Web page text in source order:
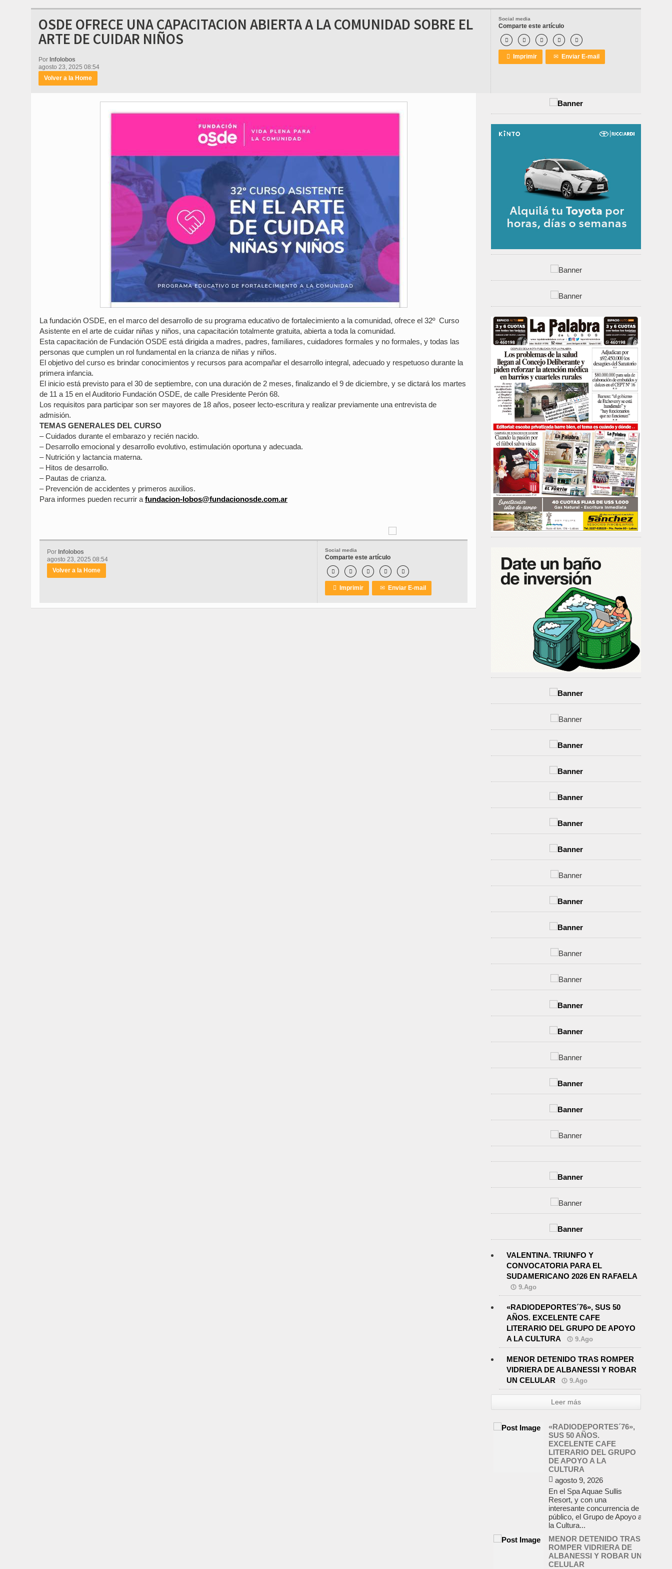
Social media
Comparte este artículo
    
 Imprimir ✉ Enviar E-mail
OSDE OFRECE UNA CAPACITACION ABIERTA A LA COMUNIDAD SOBRE EL
ARTE DE CUIDAR NIÑOS
Por Infolobos
agosto 23, 2025 08:54
Volver a la Home
La fundación OSDE, en el marco del desarrollo de su programa educativo de fortalecimiento a la comunidad, ofrece el 32º Curso
Asistente en el arte de cuidar niñas y niños, una capacitación totalmente gratuita, abierta a toda la comunidad.
Esta capacitación de Fundación OSDE está dirigida a madres, padres, familiares, cuidadores formales y no formales, y todas las
personas que cumplen un rol fundamental en la crianza de niñas y niños.
El objetivo del curso es brindar conocimientos y recursos para acompañar el desarrollo integral, adecuado y respetuoso durante la
primera infancia.
El inicio está previsto para el 30 de septiembre, con una duración de 2 meses, finalizando el 9 de diciembre, y se dictará los martes
de 11 a 15 en el Auditorio Fundación OSDE, de calle Presidente Perón 68.
Los requisitos para participar son ser mayores de 18 años, poseer lecto-escritura y realizar previamente una entrevista de
admisión.
TEMAS GENERALES DEL CURSO
– Cuidados durante el embarazo y recién nacido.
– Desarrollo emocional y desarrollo evolutivo, estimulación oportuna y adecuada.
– Nutrición y lactancia materna.
– Hitos de desarrollo.
– Pautas de crianza.
– Prevención de accidentes y primeros auxilios.
Para informes pueden recurrir a fundacion-lobos@fundacionosde.com.ar
Social media
Comparte este artículo
    
 Imprimir ✉ Enviar E-mail
Por Infolobos
agosto 23, 2025 08:54
Volver a la Home
VALENTINA. TRIUNFO Y
CONVOCATORIA PARA EL
SUDAMERICANO 2026 EN RAFAELA
9.Ago
«RADIODEPORTES´76», SUS 50
AÑOS. EXCELENTE CAFE
LITERARIO DEL GRUPO DE APOYO
A LA CULTURA
9.Ago
MENOR DETENIDO TRAS ROMPER
VIDRIERA DE ALBANESSI Y ROBAR
UN CELULAR
9.Ago
Leer más
«RADIODEPORTES´76»,
SUS 50 AÑOS.
EXCELENTE CAFE
LITERARIO DEL GRUPO
DE APOYO A LA
CULTURA
agosto 9, 2026
En el Spa Aquae Sullis
Resort, y con una
interesante concurrencia de
público, el Grupo de Apoyo a
la Cultura...
MENOR DETENIDO TRAS
ROMPER VIDRIERA DE
ALBANESSI Y ROBAR UN
CELULAR